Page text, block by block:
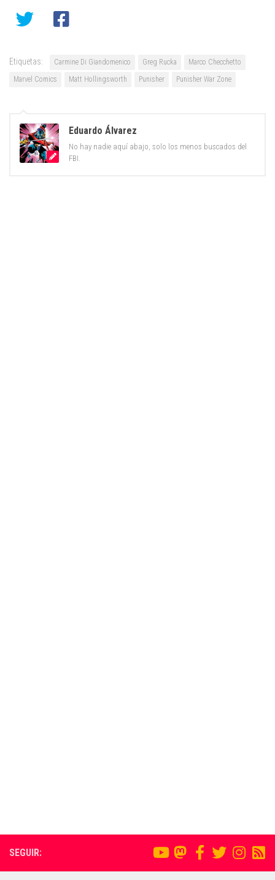
Etiquetas: Carmine Di Giandomenico Greg Rucka
Marco Checchetto
Marvel Comics
Matt Hollingsworth Punisher Punisher War Zone
Eduardo Álvarez
No hay nadie aquí abajo, solo los menos buscados del
FBI.
SEGUIR: